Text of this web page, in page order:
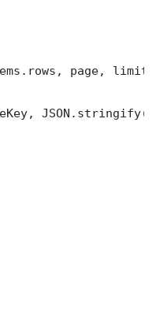
page,